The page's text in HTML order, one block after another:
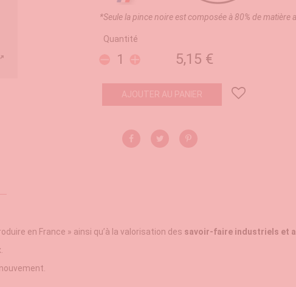
*Seule la pince noire est composée à 80% de matière
Quantité
5,15 €
AJOUTER AU PANIER
en France » ainsi qu’à la valorisation des savoir-faire industriels et